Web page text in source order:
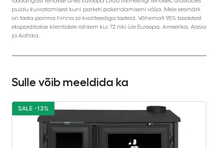
puidu kuivatamisest kuni parketi pakendamiseni välja. Meie eesmärk
on toota parima hinna ja kvaliteediga tooteid. Vähemalt 95% toodetest
eksporditakse klientidele rohkem kui 72 riiki üle Euroopa, Ameerika, Aasia
ja Aafrika.
Sulle võib meeldida ka
SALE -13%